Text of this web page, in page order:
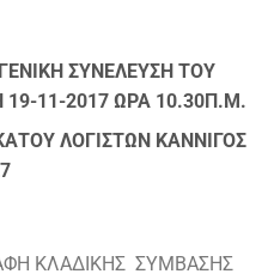
ΣΥΝΕΛΕΥΣΗ ΤΟΥ
11-2017 ΩΡΑ 10.30Π.Μ.
ΛΟΓΙΣΤΩΝ ΚΑΝΝΙΓΟΣ
ΚΛΑΔΙΚΗΣ ΣΥΜΒΑΣΗΣ